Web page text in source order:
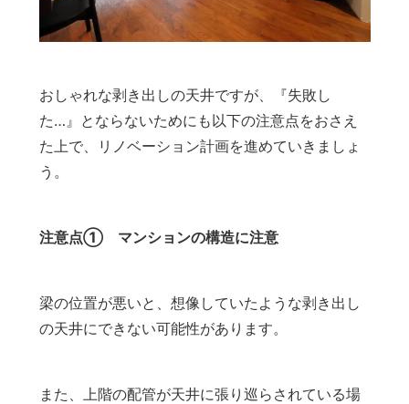
おしゃれな剥き出しの天井ですが、『失敗し
た…』とならないためにも以下の注意点をおさえ
た上で、リノベーション計画を進めていきましょ
う。
注意点① マンションの構造に注意
梁の位置が悪いと、想像していたような剥き出し
の天井にできない可能性があります。
また、上階の配管が天井に張り巡らされている場